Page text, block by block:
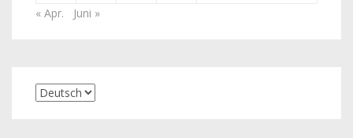
« Apr.
Juni »